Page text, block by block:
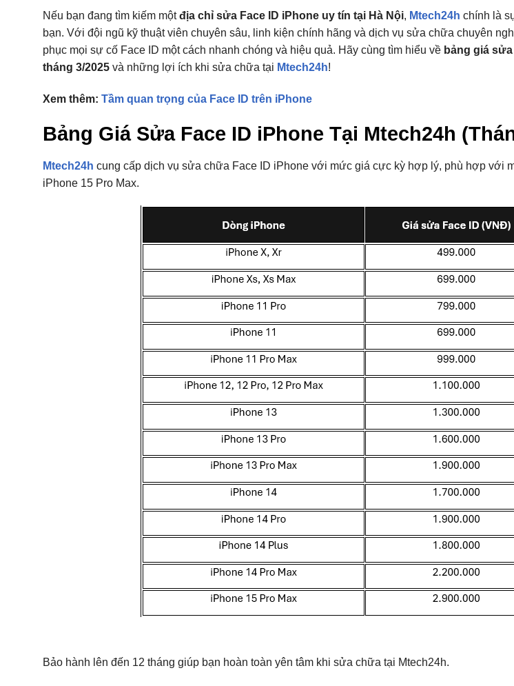
Nếu bạn đang tìm kiếm mộtđịa chỉ sửa Face ID iPhone uy tín tại Hà Nội, Mtech24h chính là
bạn. Với đội ngũ kỹ thuật viên chuyên sâu, linh kiện chính hãng và dịch vụ sửa chữa chuyên
phục mọi sự cố Face ID một cách nhanh chóng và hiệu quả. Hãy cùng tìm hiểu về bảng giá
tháng 3/2025 và những lợi ích khi sửa chữa tại Mtech24h!
Xem thêm: Tầm quan trọng của Face ID trên iPhone
Bảng Giá Sửa Face ID iPhone Tại Mtech24h
Mtech24h cung cấp dịch vụ sửa chữa Face ID iPhone với mức giá cực kỳ hợp lý, phù hợp với
iPhone 15 Pro Max.
Bảo hành lên đến 12 tháng giúp bạn hoàn toàn yên tâm khi sửa chữa tại Mtech24h.